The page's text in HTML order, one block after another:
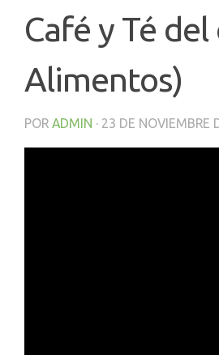
Café y Té
Alimentos)
POR ADMIN · 23 DE NOVIEMBRE